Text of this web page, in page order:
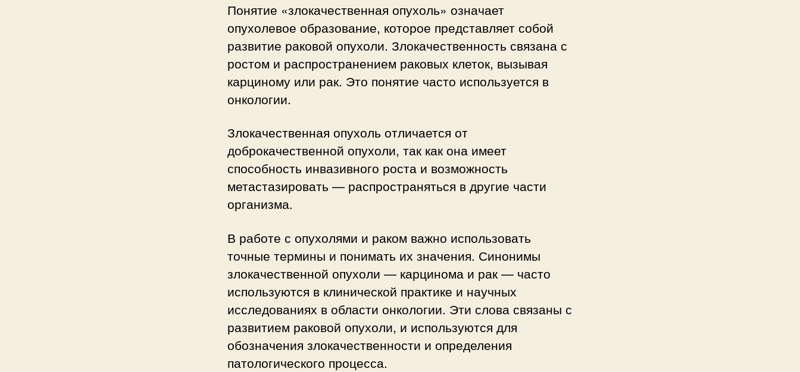
Понятие «злокачественная опухоль» означает
опухолевое образование, которое представляет собой
развитие раковой опухоли. Злокачественность связана с
ростом и распространением раковых клеток, вызывая
карциному или рак. Это понятие часто используется в
онкологии.
Злокачественная опухоль отличается от
доброкачественной опухоли, так как она имеет
способность инвазивного роста и возможность
метастазировать — распространяться в другие части
организма.
В работе с опухолями и раком важно использовать
точные термины и понимать их значения. Синонимы
злокачественной опухоли — карцинома и рак — часто
используются в клинической практике и научных
исследованиях в области онкологии. Эти слова связаны с
развитием раковой опухоли, и используются для
обозначения злокачественности и определения
патологического процесса.